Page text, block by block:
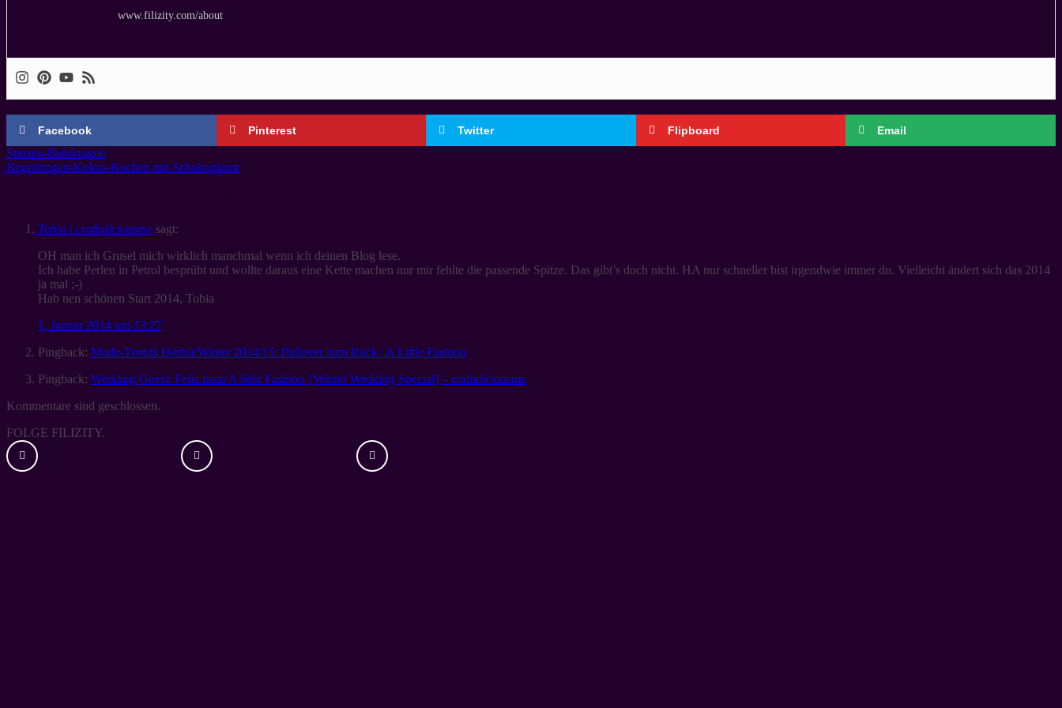
www.filizity.com/about
Facebook Pinterest Twitter Flipboard Email
Spitzen-Bubikragen
Regenbogen-Kokos-Kuchen mit Schokoglasur
Tobia | craftaliciousme sagt:
OH man ich Grusel mich wirklich manchmal wenn ich deinen Blog lese.
Ich habe Perlen in Petrol besprüht und wollte daraus eine Kette machen nur mir fehlte die passende Spitze. Das gibt’s doch nicht. HA nur schneller bist irgendwie immer du. Vielleicht ändert sich das 2014
ja mal ;-)
Hab nen schönen Start 2014, Tobia
1. Januar 2014 um 13:27
Pingback: Mode-Trends Herbst/Winter 2014/15: Pullover zum Rock | A Little Fashion
Pingback: Wedding Guest: Feliz from A little Fashion {Winter Wedding Special} - craftaliciousme
Kommentare sind geschlossen.
FOLGE FILIZITY.